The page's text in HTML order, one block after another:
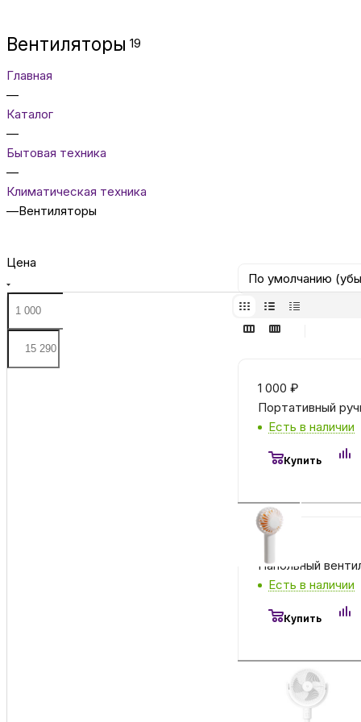
Вентиляторы 19
Главная
—
Каталог
—
Бытовая техника
—
Климатическая техника
—Вентиляторы
По умолчанию
1 000 ₽
Портативный
Есть в наличии
Купить
Напольный
Есть в наличии
Купить
Цена